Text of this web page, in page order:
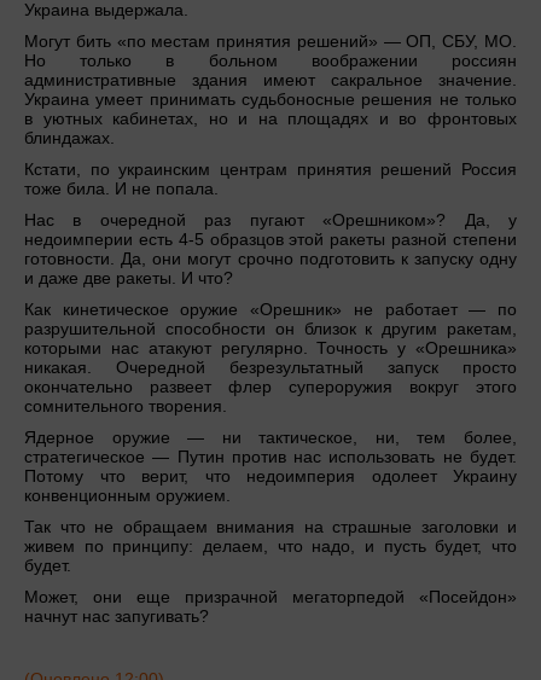
Украина выдержала.
Могут бить «по местам принятия решений» — ОП, СБУ, МО.
Но только в больном воображении россиян
административные здания имеют сакральное значение.
Украина умеет принимать судьбоносные решения не только
в уютных кабинетах, но и на площадях и во фронтовых
блиндажах.
Кстати, по украинским центрам принятия решений Россия
тоже била. И не попала.
Нас в очередной раз пугают «Орешником»? Да, у
недоимперии есть 4-5 образцов этой ракеты разной степени
готовности. Да, они могут срочно подготовить к запуску одну
и даже две ракеты. И что?
Как кинетическое оружие «Орешник» не работает — по
разрушительной способности он близок к другим ракетам,
которыми нас атакуют регулярно. Точность у «Орешника»
никакая. Очередной безрезультатный запуск просто
окончательно развеет флер супероружия вокруг этого
сомнительного творения.
Ядерное оружие — ни тактическое, ни, тем более,
стратегическое — Путин против нас использовать не будет.
Потому что верит, что недоимперия одолеет Украину
конвенционным оружием.
Так что не обращаем внимания на страшные заголовки и
живем по принципу: делаем, что надо, и пусть будет, что
будет.
Может, они еще призрачной мегаторпедой «Посейдон»
начнут нас запугивать?